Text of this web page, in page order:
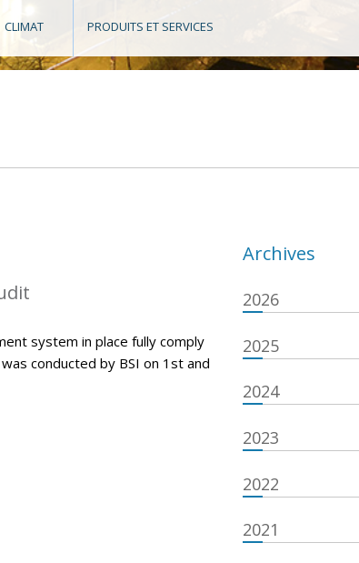
CLIMAT PRODUITS ET SERVICES
system in place fully comply
conducted by BSI on 1st and
Archives
2026
2025
2024
2023
2022
2021